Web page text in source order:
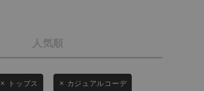
採用情報
WEB限定
人気順
トップス カジュアルコーデ